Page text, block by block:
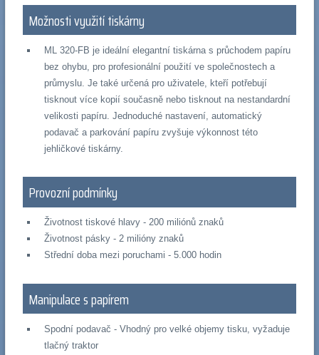
Možnosti využití tiskárny
ML 320-FB je ideální elegantní tiskárna s průchodem papíru
bez ohybu, pro profesionální použití ve společnostech a
průmyslu. Je také určená pro uživatele, kteří potřebují
tisknout více kopií současně nebo tisknout na nestandardní
velikosti papíru. Jednoduché nastavení, automatický
podavač a parkování papíru zvyšuje výkonnost této
jehličkové tiskárny.
Provozní podmínky
Životnost tiskové hlavy - 200 miliónů znaků
Životnost pásky - 2 milióny znaků
Střední doba mezi poruchami - 5.000 hodin
Manipulace s papírem
Spodní podavač - Vhodný pro velké objemy tisku, vyžaduje
tlačný traktor